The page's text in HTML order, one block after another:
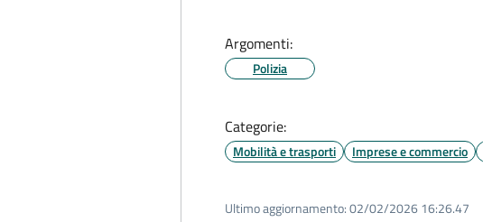
Argomenti:
Polizia
Categorie:
Mobilità e trasporti Imprese e commercio
Ultimo aggiornamento:02/02/2026 16:26.47